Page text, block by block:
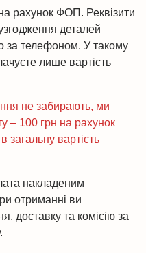
рахунок ФОП. Реквізити
деталей
за телефоном. У такому
лише вартість
не забирають, ми
– 100 грн на рахунок
вартість
накладеним
отриманні ви
доставку та комісію за